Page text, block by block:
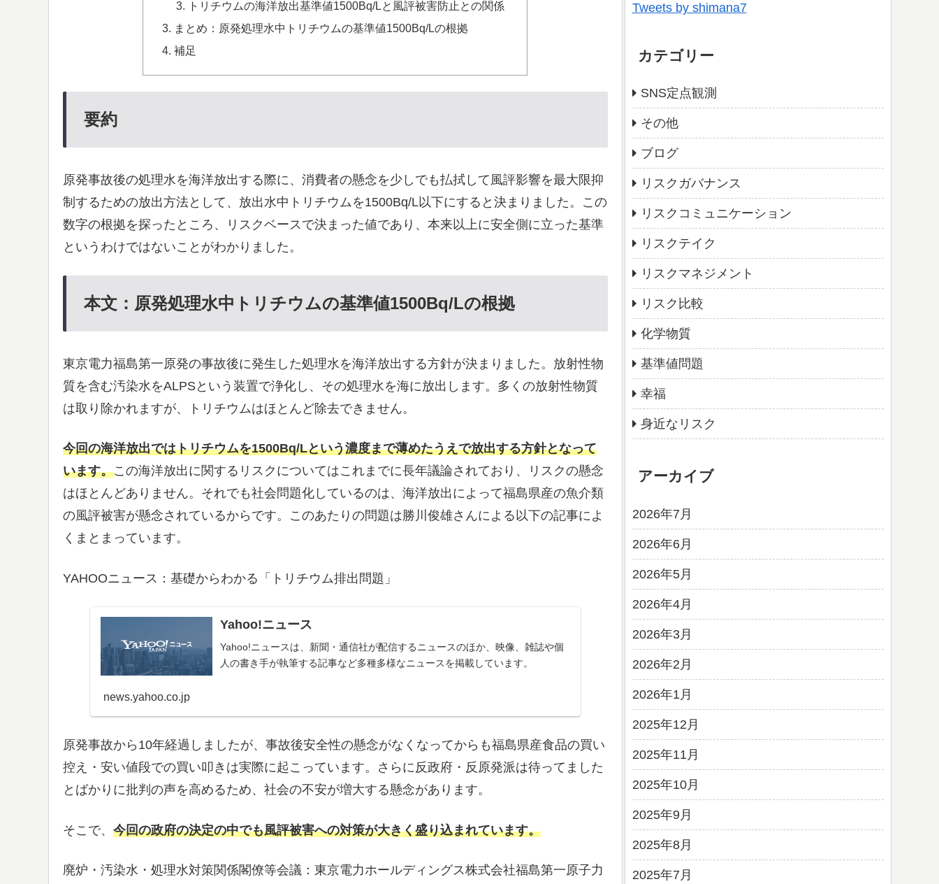
トリチウムの海洋放出基準値1500Bq/Lと風評被害防止との関係
まとめ：原発処理水中トリチウムの基準値1500Bq/Lの根拠
補足
要約
原発事故後の処理水を海洋放出する際に、消費者の懸念を少しでも払拭して風評影響を最大限抑
制するための放出方法として、放出水中トリチウムを1500Bq/L以下にすると決まりました。この
数字の根拠を探ったところ、リスクベースで決まった値であり、本来以上に安全側に立った基準
というわけではないことがわかりました。
本文：原発処理水中トリチウムの基準値1500Bq/Lの根拠
東京電力福島第一原発の事故後に発生した処理水を海洋放出する方針が決まりました。放射性物
質を含む汚染水をALPSという装置で浄化し、その処理水を海に放出します。多くの放射性物質
は取り除かれますが、トリチウムはほとんど除去できません。
今回の海洋放出ではトリチウムを1500Bq/Lという濃度まで薄めたうえで放出する方針となって
います。この海洋放出に関するリスクについてはこれまでに長年議論されており、リスクの懸念
はほとんどありません。それでも社会問題化しているのは、海洋放出によって福島県産の魚介類
の風評被害が懸念されているからです。このあたりの問題は勝川俊雄さんによる以下の記事によ
くまとまっています。
YAHOOニュース：基礎からわかる「トリチウム排出問題」
Yahoo!ニュース
Yahoo!ニュースは、新聞・通信社が配信するニュースのほか、映像、雑誌や個
人の書き手が執筆する記事など多種多様なニュースを掲載しています。
news.yahoo.co.jp
原発事故から10年経過しましたが、事故後安全性の懸念がなくなってからも福島県産食品の買い
控え・安い値段での買い叩きは実際に起こっています。さらに反政府・反原発派は待ってました
とばかりに批判の声を高めるため、社会の不安が増大する懸念があります。
そこで、 今回の政府の決定の中でも風評被害への対策が大きく盛り込まれています。
廃炉・汚染水・処理水対策関係閣僚等会議：東京電力ホールディングス株式会社福島第一原子力
Tweets by shimana7
カテゴリー
SNS定点観測
その他
ブログ
リスクガバナンス
リスクコミュニケーション
リスクテイク
リスクマネジメント
リスク比較
化学物質
基準値問題
幸福
身近なリスク
アーカイブ
2026年7月
2026年6月
2026年5月
2026年4月
2026年3月
2026年2月
2026年1月
2025年12月
2025年11月
2025年10月
2025年9月
2025年8月
2025年7月